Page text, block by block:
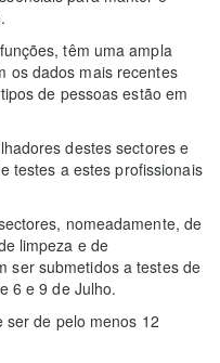
têm uma ampla
os dados mais recentes
de pessoas estão em
destes sectores e
testes a estes profissionais
nomeadamente, de
limpeza e de
ser submetidos a testes de
6 e 9 de Julho.
ser de pelo menos 12